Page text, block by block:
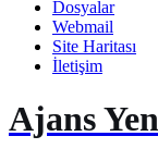
Dosyalar
Webmail
Site Haritası
İletişim
Ajans